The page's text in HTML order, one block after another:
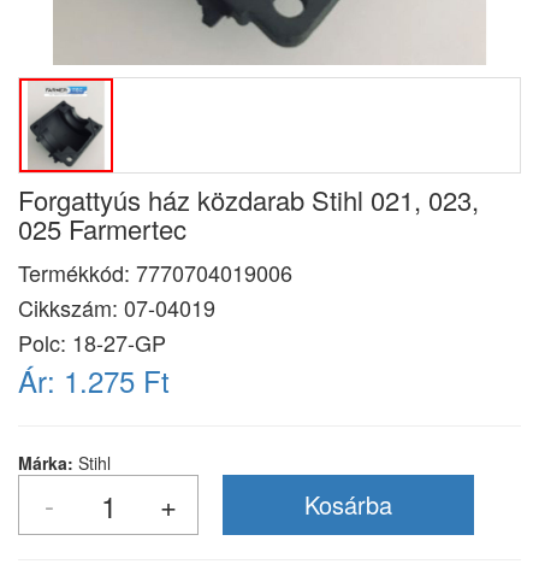
Forgattyús ház közdarab Stihl 021, 023,
025 Farmertec
Termékkód: 7770704019006
Cikkszám: 07-04019
Polc: 18-27-GP
Ár: 1.275 Ft
Márka: Stihl